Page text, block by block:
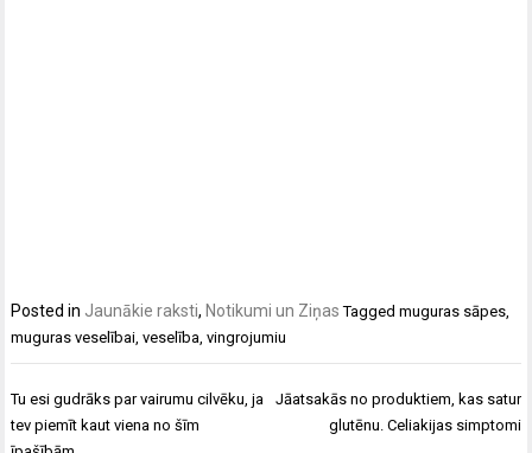
Posted in Jaunākie raksti, Notikumi un Ziņas Taggedmuguras sāpes
muguras veselībai ,veselība ,vingrojumiu
Ziņu
izvēlne
Tu esi gudrāks par vairumu cilvēku, ja
tev piemīt kaut viena no šīm
Jāatsakās no produktiem, kas satur
glutēnu. Celiakijas simptomi